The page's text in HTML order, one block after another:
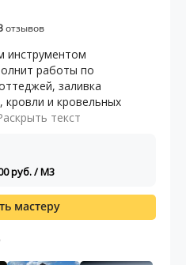
отзывов
инструментом
работы по
заливка
и кровельных
текст
руб. / М3
мастеру